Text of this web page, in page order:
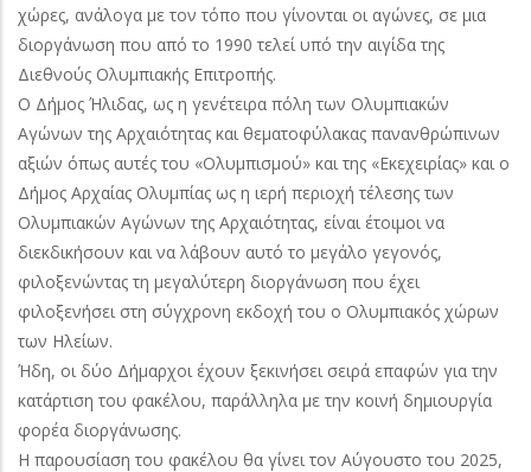
χώρες, ανάλογα με τον τόπο που γίνονται οι αγώνες, σε μια
διοργάνωση που από το 1990 τελεί υπό την αιγίδα της
Διεθνούς Ολυμπιακής Επιτροπής.
Ο Δήμος Ήλιδας, ως η γενέτειρα πόλη των Ολυμπιακών
Αγώνων της Αρχαιότητας και θεματοφύλακας πανανθρώπινων
αξιών όπως αυτές του «Ολυμπισμού» και της «Εκεχειρίας» και ο
Δήμος Αρχαίας Ολυμπίας ως η ιερή περιοχή τέλεσης των
Ολυμπιακών Αγώνων της Αρχαιότητας, είναι έτοιμοι να
διεκδικήσουν και να λάβουν αυτό το μεγάλο γεγονός,
φιλοξενώντας τη μεγαλύτερη διοργάνωση που έχει
φιλοξενήσει στη σύγχρονη εκδοχή του ο Ολυμπιακός χώρων
των Ηλείων.
Ήδη, οι δύο Δήμαρχοι έχουν ξεκινήσει σειρά επαφών για την
κατάρτιση του φακέλου, παράλληλα με την κοινή δημιουργία
φορέα διοργάνωσης.
Η παρουσίαση του φακέλου θα γίνει τον Αύγουστο του 2025,